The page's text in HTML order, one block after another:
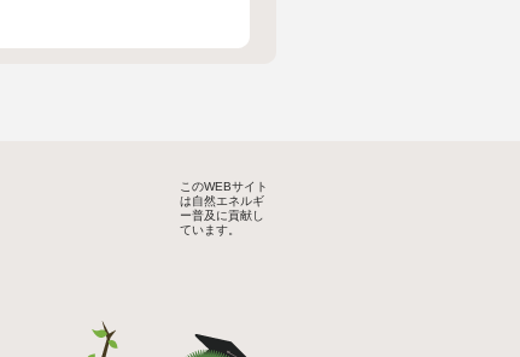
このWEBサイト
は自然エネルギ
ー普及に貢献し
ています。